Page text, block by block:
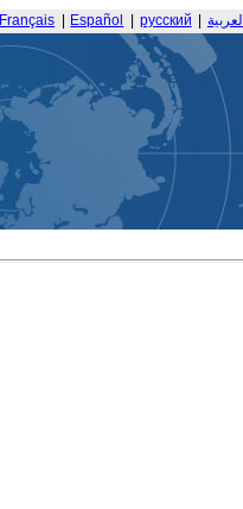
Français Español русский العربية